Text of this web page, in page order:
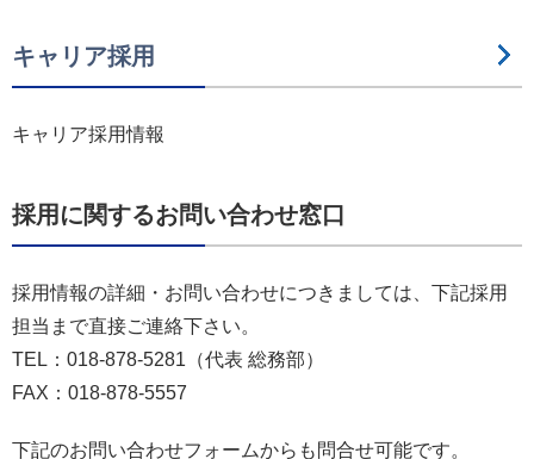
キャリア採用
キャリア採用情報
採用に関するお問い合わせ窓口
採用情報の詳細・お問い合わせにつきましては、下記採用
担当まで直接ご連絡下さい。
TEL：018-878-5281（代表 総務部）
FAX：018-878-5557
下記のお問い合わせフォームからも問合せ可能です。